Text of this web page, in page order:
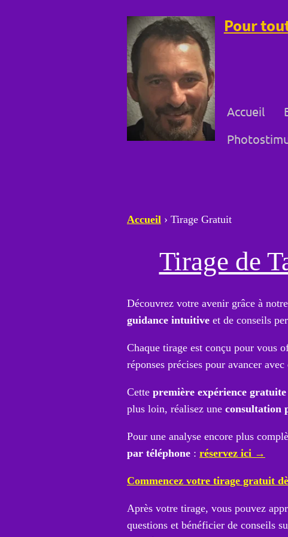
Pour
Accueil
Accueil › Tirage Gratuit
Tirage de
Découvrez votre avenir grâce à notre
guidance intuitive et de conseils
Chaque tirage est conçu pour vous
réponses précises pour avancer
Cette première expérience gratuite
plus loin, réalisez une consultation
Pour une analyse encore plus
par téléphone : réservez ici →
Commencez votre tirage gratuit
Après votre tirage, vous pouvez
questions et bénéficier de conseils